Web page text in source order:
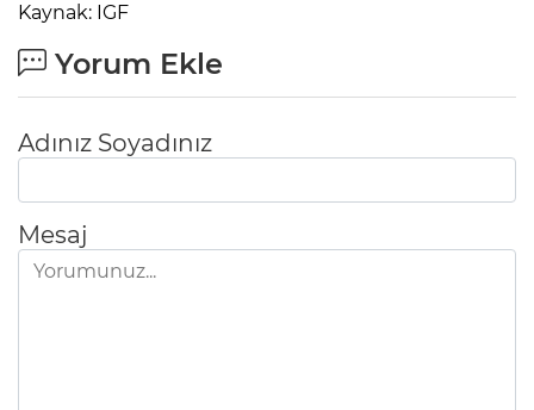
Kaynak: IGF
Yorum Ekle
Adınız Soyadınız
Mesaj